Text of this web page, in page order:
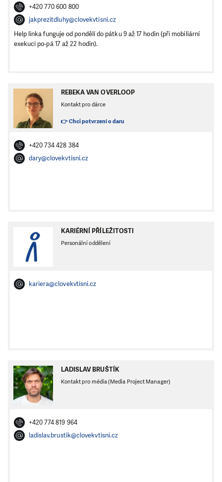
+420 770 600 800
jakprezitdluhy@clovekvtisni.cz
Help linka funguje od pondělí do pátku 9 až 17 hodin (při mobiliární
exekuci po-pá 17 až 22 hodin).
REBEKA VAN OVERLOOP
Kontakt pro dárce
👉 Chci potvrzení o daru
+420 734 428 384
dary@clovekvtisni.cz
KARIÉRNÍ PŘÍLEŽITOSTI
Personální oddělení
kariera@clovekvtisni.cz
LADISLAV BRUŠTÍK
Kontakt pro média (Media Project Manager)
+420 774 819 964
ladislav.brustik@clovekvtisni.cz